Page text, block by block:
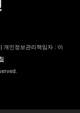
개인정보관리책임자 : 이